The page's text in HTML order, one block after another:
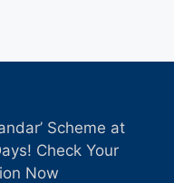
Scheme at
Check Your
Now